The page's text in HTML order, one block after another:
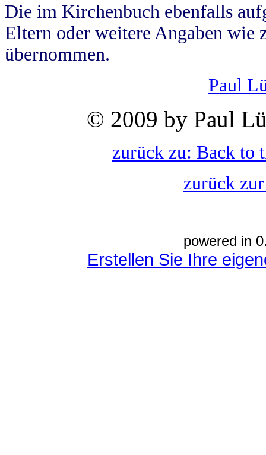
Die im Kirchenbuch ebenfalls
Eltern oder weitere Angaben wie
übernommen.
Paul
© 2009 by Paul
zurück zu: Back to
zurück
powered in
Erstellen Sie Ihre